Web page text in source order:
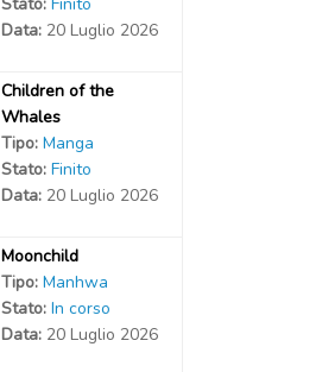
Data: 20 Luglio 2026
Children of the
Whales
Tipo: Manga
Stato: Finito
Data: 20 Luglio 2026
Moonchild
Tipo: Manhwa
Stato: In corso
Data: 20 Luglio 2026